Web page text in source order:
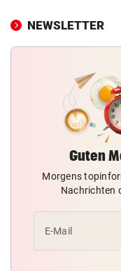
NEWSLETTER
Guten
Morgens
Nachrichten
E-Mail